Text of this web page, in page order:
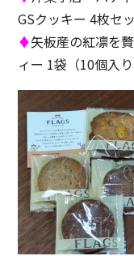
GSクッキー 4枚セ
♦矢板産の紅凛を
ィー 1袋（10個入り